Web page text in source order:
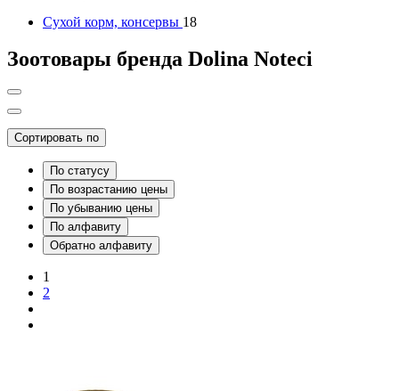
Сухой корм, консервы 18
Зоотовары бренда Dolina Noteci
Сортировать по
По статусу
По возрастанию цены
По убыванию цены
По алфавиту
Обратно алфавиту
1
2